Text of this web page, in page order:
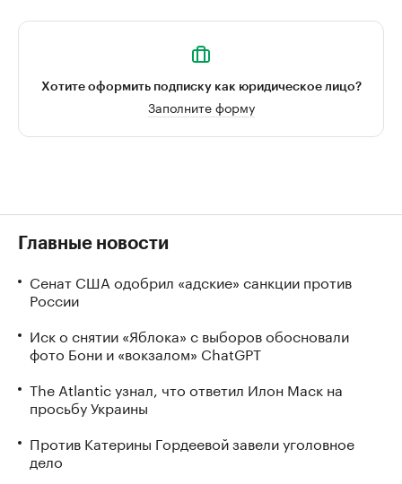
Хотите оформить подписку как юридическое лицо?
Заполните форму
Главные новости
Сенат США одобрил «адские» санкции против
России
Иск о снятии «Яблока» с выборов обосновали
фото Бони и «вокзалом» ChatGPT
The Atlantic узнал, что ответил Илон Маск на
просьбу Украины
Против Катерины Гордеевой завели уголовное
дело